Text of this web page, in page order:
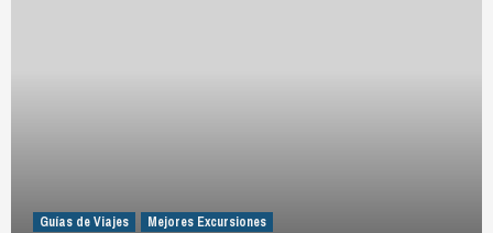
Guías de Viajes Mejores Excursiones